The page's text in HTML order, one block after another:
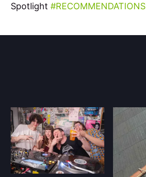
Spotlight RECOMMENDATIONS